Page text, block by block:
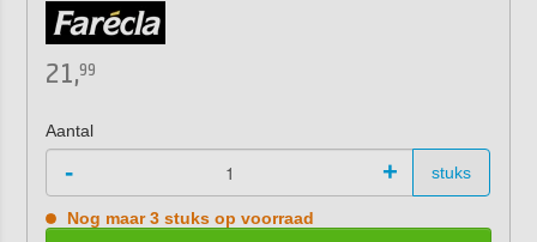
21,99
Aantal
- + stuks
Nog maar 3 stuks op voorraad